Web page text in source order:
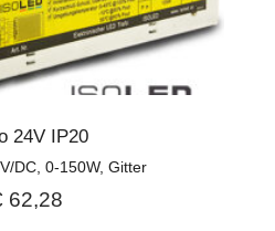
24V IP20
DC, 0-150W, Gitter
62,28